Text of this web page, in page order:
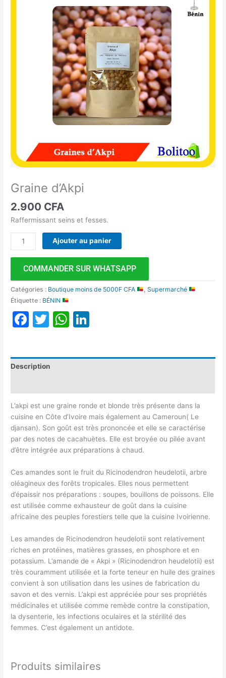
Graine d’Akpi
2.900 CFA
Raffermissant seins et fesses.
Ajouter au panier
COMMANDER SUR WHATSAPP
Catégories : Boutique moins de 5000F CFA ,Supermarché
Étiquette : BÉNIN
Facebook
TwitterWhatsApp
Description
L’akpi est une graine ronde et blonde très présente dans la
cuisine en Côte d’Ivoire mais également au Cameroun( Le
djansan). Son goût est très prononcée et elle se caractérise
par des notes de cacahuètes. Elle est broyée ou pilée avant
d’être intégrée aux préparations à chaud.
Ces amandes sont le fruit du Ricinodendron heudelotii, arbre
oléagineux des forêts tropicales. Elles nous permettent
d’épaissir nos préparations : soupes, bouillons de poissons. Elle
est utilisée comme exhausteur de goût dans la cuisine
africaine des peuples forestiers telle que la cuisine Ivoirienne.
Les amandes de Ricinodendron heudelotii sont relativement
riches en protéines, matières grasses, en phosphore et en
potassium. L’amande de « Akpi » (Ricinodendron heudelotii) est
très couramment utilisée et la forte teneur en huile des graines
convient à son utilisation dans les usines de fabrication du
savon et des vernis. L’akpi est appréciée pour ses propriétés
médicinales et utilisée comme remède contre la constipation,
la dysenterie, les infections oculaires et la stérilité des
femmes. C’est également un antidote.
Produits similaires